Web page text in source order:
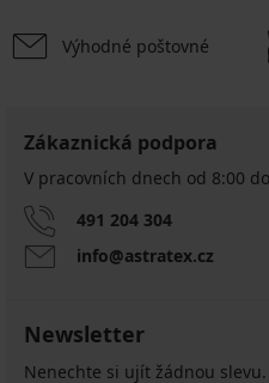
Výhodné poštovné
Zákaznická podpora
V pracovních dnech od 8:00
491 204 304
info@astratex.cz
Newsletter
Nenechte si ujít žádnou slevu.